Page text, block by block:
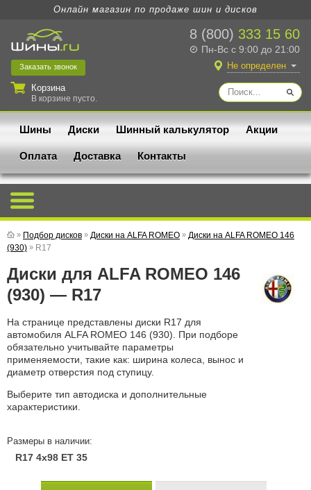
Онлайн магазин по продаже шин и дисков
8 (800) 333 15 60
Пн-Вс с 9:00 до 21:00
Заказать звонок
Корзина
В корзине пусто.
Не определен
Шины Диски Шинный калькулятор Акции
Оплата Доставка Контакты
» Подбор дисков » Диски на ALFA ROMEO » Диски на ALFA ROMEO 146
(930) » R17
Диски для ALFA ROMEO 146
(930) — R17
На странице представлены диски R17 для
автомобиля ALFA ROMEO 146 (930). При подборе
обязательно учитывайте параметры
применяемости, такие как: ширина колеса, вынос и
диаметр отверстия под ступицу.
Выберите тип автодиска и дополнительные
характеристики.
Размеры в наличии:
R17 4x98 ET 35